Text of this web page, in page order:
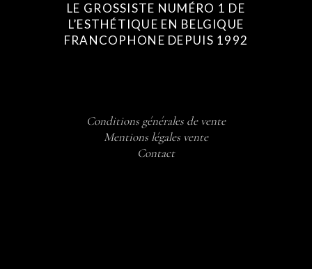
LE GROSSISTE NUMÉRO 1 DE
L’ESTHÉTIQUE EN BELGIQUE
FRANCOPHONE DEPUIS 1992
Conditions générales de vente
Mentions légales vente
Contact